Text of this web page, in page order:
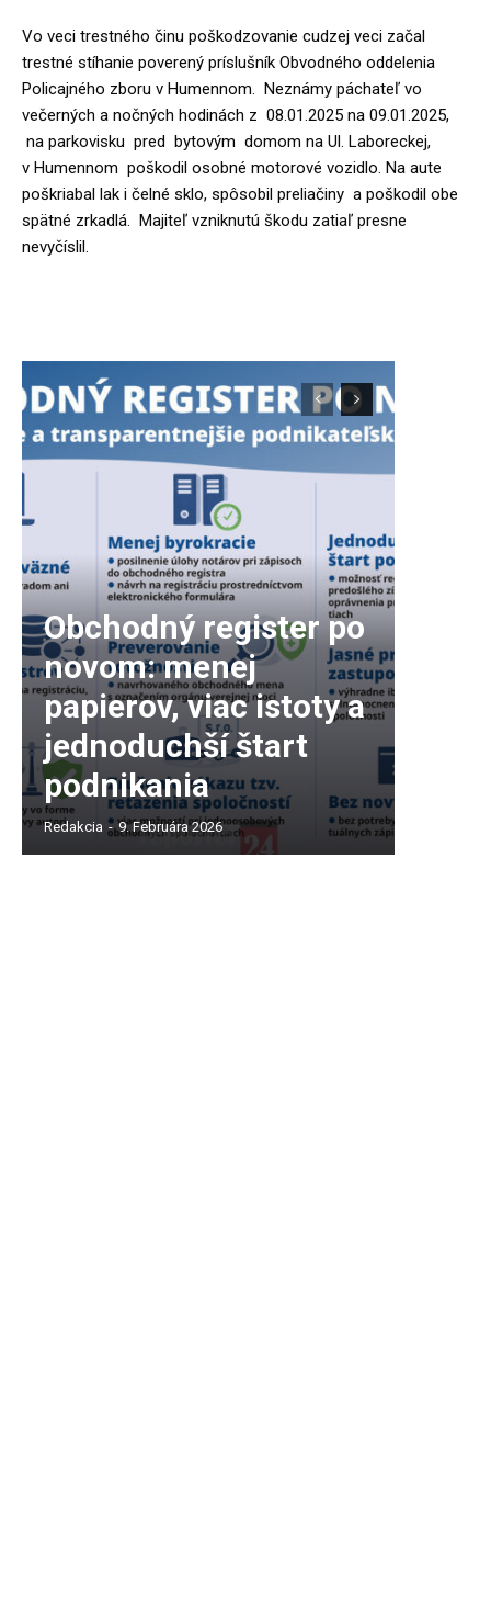
Vo veci trestného činu poškodzovanie cudzej veci začal
trestné stíhanie poverený príslušník Obvodného oddelenia
Policajného zboru v Humennom. Neznámy páchateľ vo
večerných a nočných hodinách z 08.01.2025 na 09.01.2025,
na parkovisku pred bytovým domom na Ul. Laboreckej,
v Humennom poškodil osobné motorové vozidlo. Na aute
poškriabal lak i čelné sklo, spôsobil preliačiny a poškodil obe
spätné zrkadlá. Majiteľ vzniknutú škodu zatiaľ presne
nevyčíslil.
Obchodný register po
novom: menej
papierov, viac istoty a
jednoduchší štart
podnikania
Redakcia - 9. Februára 2026